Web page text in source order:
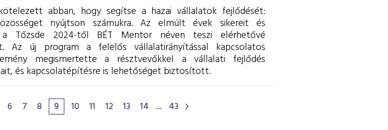
abban, hogy segítse a hazai vállalatok fejlődését:
nyújtson számukra. Az elmúlt évek sikereit és
a Tőzsde 2024-től BÉT Mentor néven teszi elérhetővé
Az új program a felelős vállalatirányítással kapcsolatos
megismertette a résztvevőkkel a vállalati fejlődés
és kapcsolatépítésre is lehetőséget biztosított.
6 7 8 9 10 11 12 13 14 ... 43